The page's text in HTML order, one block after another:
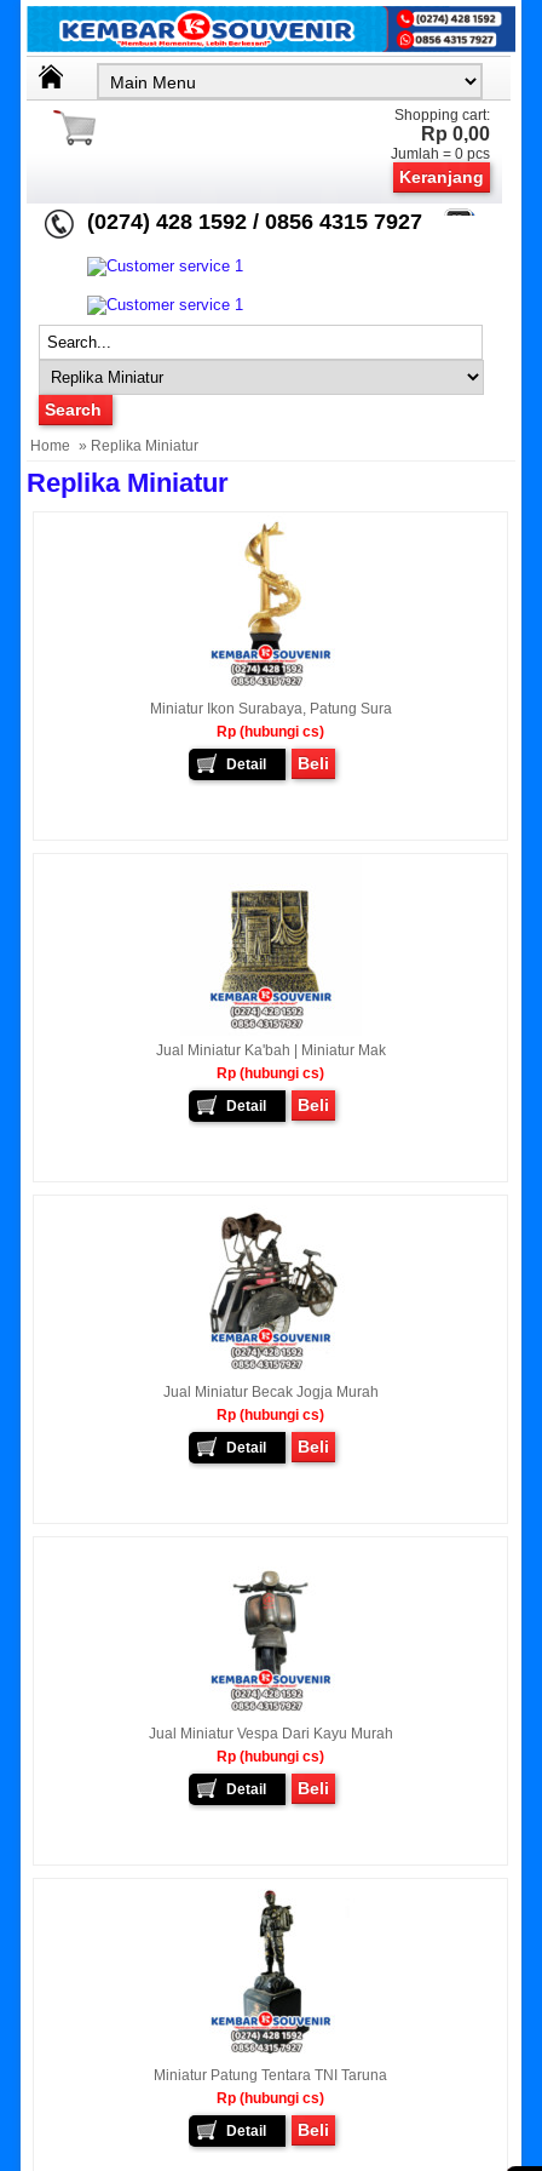
Shopping cart:
Rp 0,00
Jumlah =0 pcs
Keranjang
(0274) 428 1592 / 0856 4315 7927
Home » Replika Miniatur
Replika Miniatur
Miniatur Ikon Surabaya, Patung Sura
Rp (hubungi cs)
Detail
Beli
Jual Miniatur Ka'bah | Miniatur Mak
Rp (hubungi cs)
Detail
Beli
Jual Miniatur Becak Jogja Murah
Rp (hubungi cs)
Detail
Beli
Jual Miniatur Vespa Dari Kayu Murah
Rp (hubungi cs)
Detail
Beli
Miniatur Patung Tentara TNI Taruna
Rp (hubungi cs)
Detail
Beli